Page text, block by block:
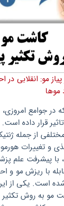
مو: انقلابی در
جوامع امروزی،
قرار داده
از جمله
و تغییرات
با پیشرفت علم
با ریزش مو و
است. یکی از
مو به روش تکثیر